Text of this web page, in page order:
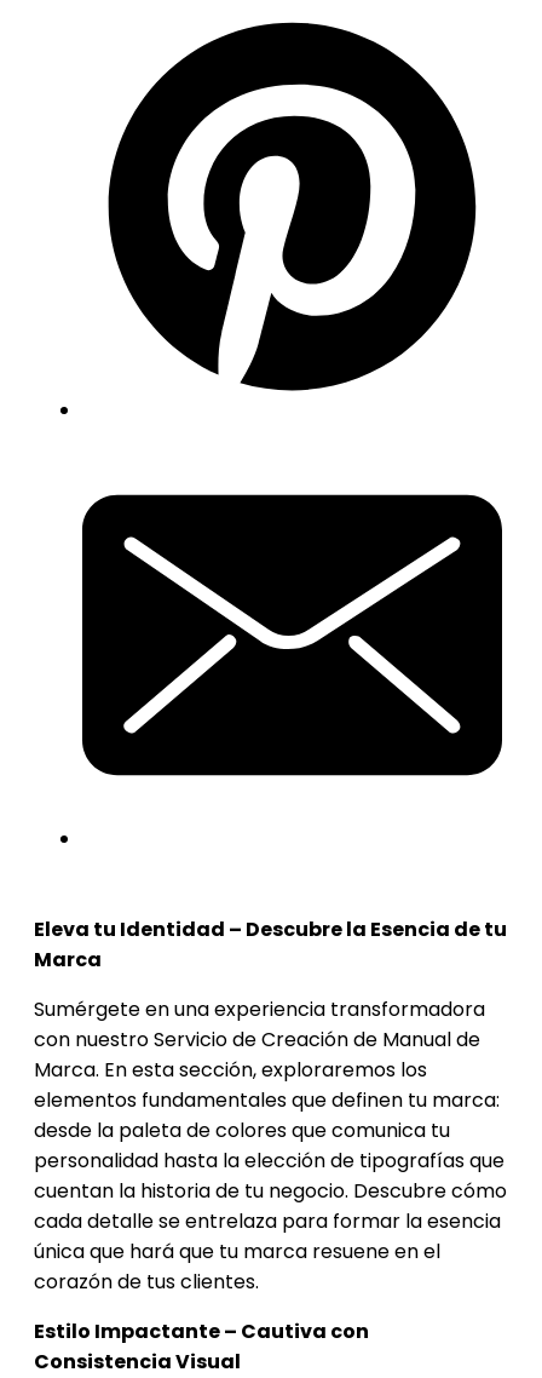
Eleva tu Identidad – Descubre la Esencia de tu
Marca
Sumérgete en una experiencia transformadora
con nuestro Servicio de Creación de Manual de
Marca. En esta sección, exploraremos los
elementos fundamentales que definen tu marca:
desde la paleta de colores que comunica tu
personalidad hasta la elección de tipografías que
cuentan la historia de tu negocio. Descubre cómo
cada detalle se entrelaza para formar la esencia
única que hará que tu marca resuene en el
corazón de tus clientes.
Estilo Impactante – Cautiva con
Consistencia Visual